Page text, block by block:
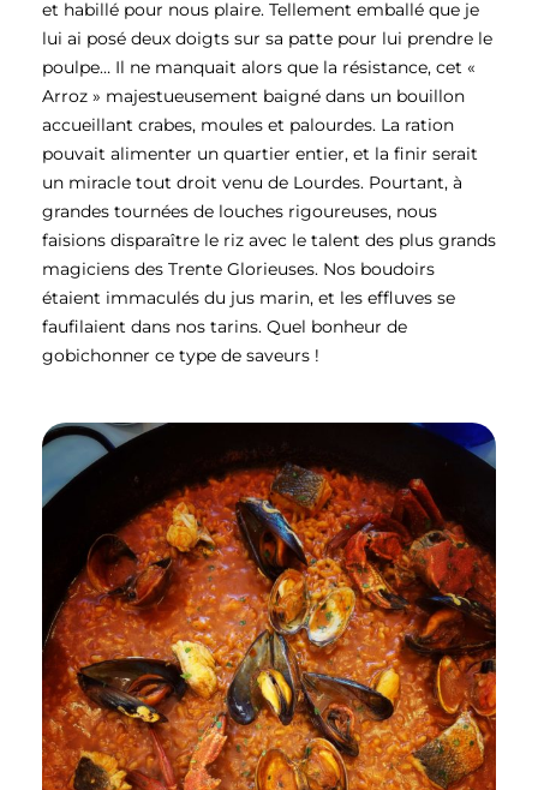
et habillé pour nous plaire. Tellement emballé que je
lui ai posé deux doigts sur sa patte pour lui prendre le
poulpe… Il ne manquait alors que la résistance, cet «
Arroz » majestueusement baigné dans un bouillon
accueillant crabes, moules et palourdes. La ration
pouvait alimenter un quartier entier, et la finir serait
un miracle tout droit venu de Lourdes. Pourtant, à
grandes tournées de louches rigoureuses, nous
faisions disparaître le riz avec le talent des plus grands
magiciens des Trente Glorieuses. Nos boudoirs
étaient immaculés du jus marin, et les effluves se
faufilaient dans nos tarins. Quel bonheur de
gobichonner ce type de saveurs !